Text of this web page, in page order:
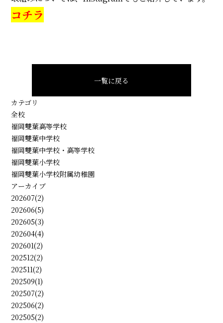
コチラ
一覧に戻る
カテゴリ
全校
福岡雙葉高等学校
福岡雙葉中学校
福岡雙葉中学校・高等学校
福岡雙葉小学校
福岡雙葉小学校附属幼稚園
アーカイブ
202607(2)
202606(5)
202605(3)
202604(4)
202601(2)
202512(2)
202511(2)
202509(1)
202507(2)
202506(2)
202505(2)